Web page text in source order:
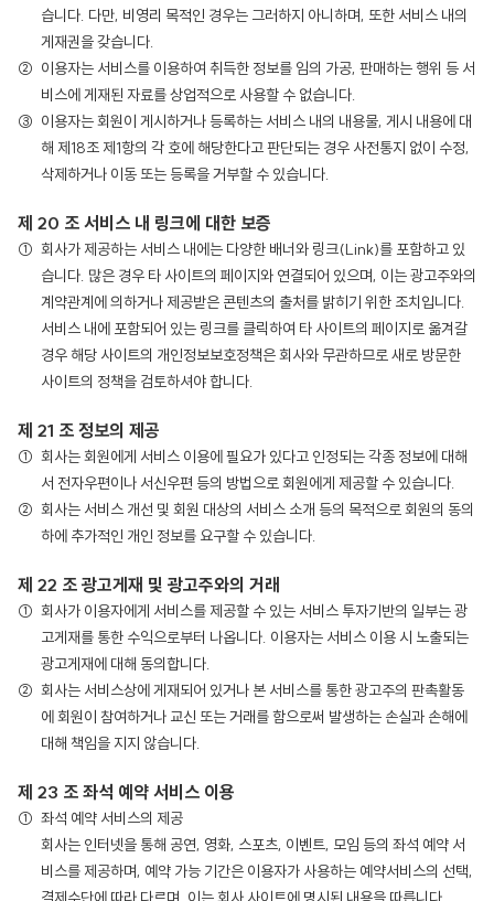
습니다. 다만, 비영리 목적인 경우는 그러하지 아니하며, 또한 서비스 내의
게재권을 갖습니다.
이용자는 서비스를 이용하여 취득한 정보를 임의 가공, 판매하는 행위 등 서
비스에 게재된 자료를 상업적으로 사용할 수 없습니다.
이용자는 회원이 게시하거나 등록하는 서비스 내의 내용물, 게시 내용에 대
해 제18조 제1항의 각 호에 해당한다고 판단되는 경우 사전통지 없이 수정,
삭제하거나 이동 또는 등록을 거부할 수 있습니다.
제 20 조 서비스 내 링크에 대한 보증
회사가 제공하는 서비스 내에는 다양한 배너와 링크(Link)를 포함하고 있
습니다. 많은 경우 타 사이트의 페이지와 연결되어 있으며, 이는 광고주와의
계약관계에 의하거나 제공받은 콘텐츠의 출처를 밝히기 위한 조치입니다.
서비스 내에 포함되어 있는 링크를 클릭하여 타 사이트의 페이지로 옮겨갈
경우 해당 사이트의 개인정보보호정책은 회사와 무관하므로 새로 방문한
사이트의 정책을 검토하셔야 합니다.
제 21 조 정보의 제공
회사는 회원에게 서비스 이용에 필요가 있다고 인정되는 각종 정보에 대해
서 전자우편이나 서신우편 등의 방법으로 회원에게 제공할 수 있습니다.
회사는 서비스 개선 및 회원 대상의 서비스 소개 등의 목적으로 회원의 동의
하에 추가적인 개인 정보를 요구할 수 있습니다.
제 22 조 광고게재 및 광고주와의 거래
회사가 이용자에게 서비스를 제공할 수 있는 서비스 투자기반의 일부는 광
고게재를 통한 수익으로부터 나옵니다. 이용자는 서비스 이용 시 노출되는
광고게재에 대해 동의합니다.
회사는 서비스상에 게재되어 있거나 본 서비스를 통한 광고주의 판촉활동
에 회원이 참여하거나 교신 또는 거래를 함으로써 발생하는 손실과 손해에
대해 책임을 지지 않습니다.
제 23 조 좌석 예약 서비스 이용
좌석 예약 서비스의 제공
회사는 인터넷을 통해 공연, 영화, 스포츠, 이벤트, 모임 등의 좌석 예약 서
비스를 제공하며, 예약 가능 기간은 이용자가 사용하는 예약서비스의 선택,